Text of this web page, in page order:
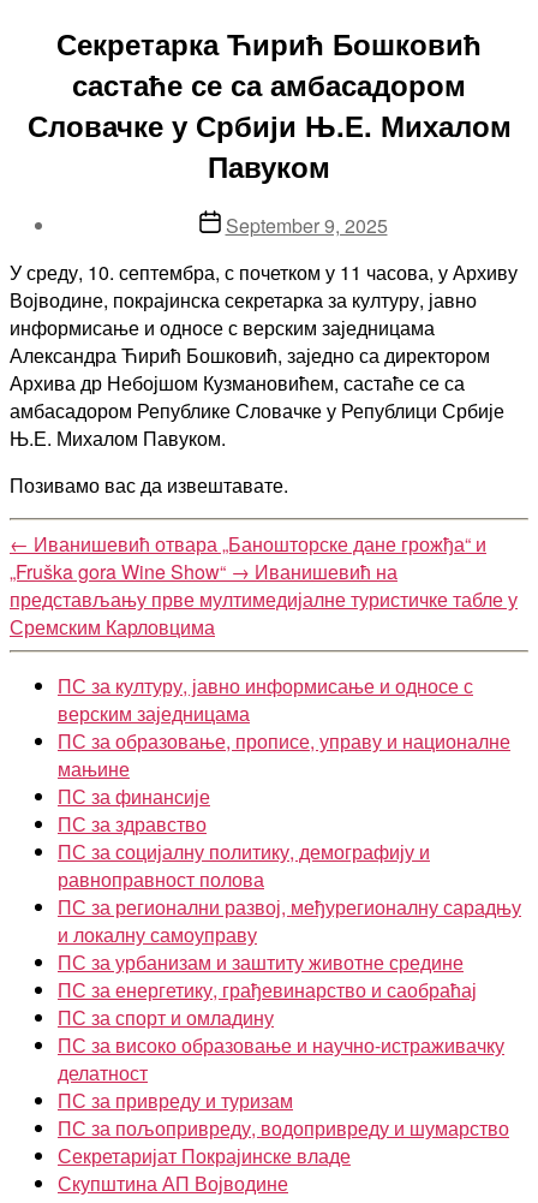
Секретарка Ћирић Бошковић
састаће се са амбасадором
Словачке у Србији Њ.Е. Михалом
Павуком
PostSeptember 9, 2025
У среду, 10. септембра, с почетком у 11 часова, у Архиву
Војводине, покрајинска секретарка за културу, јавно
информисање и односе с верским заједницама
Александра Ћирић Бошковић, заједно са директором
Архива др Небојшом Кузмановићем, састаће се са
амбасадором Републике Словачке у Републици Србије
Њ.Е. Михалом Павуком.
Позивамо вас да извештавате.
← Иванишевић отвара „Баношторске дане грожђа“ и
„Fruška gora Wine Show“ → Иванишевић на
представљању прве мултимедијалне туристичке табле у
Сремским Карловцима
ПС за културу, јавно информисање и односе с
верским заједницама
ПС за образовање, прописе, управу и националне
мањине
ПС за финансије
ПС за здравство
ПС за социјалну политику, демографију и
равноправност полова
ПС за регионални развој, међурегионалну сарадњу
и локалну самоуправу
ПС за урбанизам и заштиту животне средине
ПС за енергетику, грађевинарство и саобраћај
ПС за спорт и омладину
ПС за високо образовање и научно-истраживачку
делатност
ПС за привреду и туризам
ПС за пољопривреду, водопривреду и шумарство
Секретаријат Покрајинске владе
Скупштина АП Војводине